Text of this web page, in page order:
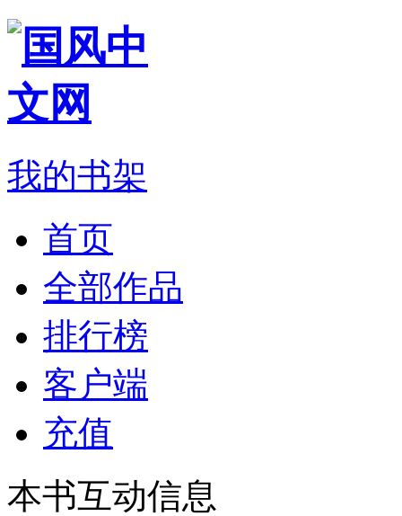
我的书架
首页
全部作品
排行榜
客户端
充值
本书互动信息